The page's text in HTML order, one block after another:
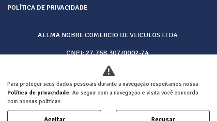
POLÍTICA DE PRIVACIDADE
ALLMA NOBRE COMERCIO DE VEICULOS LTDA
CNPJ: 27.768.307/0002-74
Desacelere. Seu bem maior é a vida.
Para proteger seus dados pessoais durante a navegação respeitamos nossa
Política de privacidade. Ao seguir com a navegação e visita você concorda
com nossas políticas.
Aceitar Recusar